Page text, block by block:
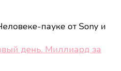
пауке от Sony и
день. Миллиард за